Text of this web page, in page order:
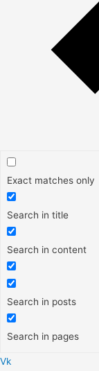
Exact matches only
Search in title
Search in content
Search in posts
Search in pages
Vk